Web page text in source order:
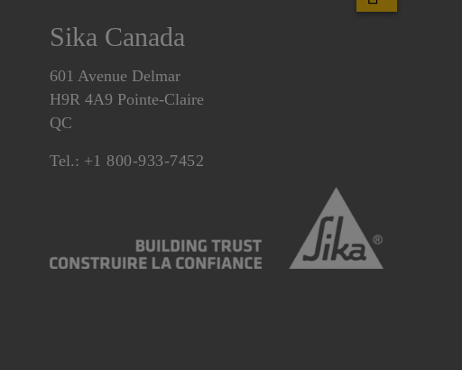
Sika Canada
601 Avenue Delmar
H9R 4A9 Pointe-Claire
QC
Tel.: +1 800-933-7452